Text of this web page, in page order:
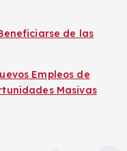
de las
Empleos de
Masivas